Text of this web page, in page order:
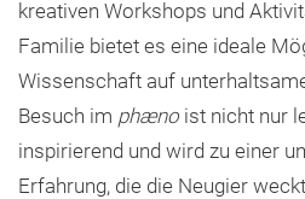
kreativen Workshops und
Familie bietet es eine ideale
Wissenschaft auf
Besuch im phæno ist nicht nur
inspirierend und wird zu einer
Erfahrung, die die Neugier